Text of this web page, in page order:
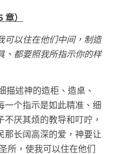
章）
可以住在他们中间，制造
、都要照我所指示你的样
描述神的造柜、造桌、
一个指示是如此精准、细
厌其烦的教导和叮咛，
那长阔高深的爱，神要让
所，使我可以住在他们